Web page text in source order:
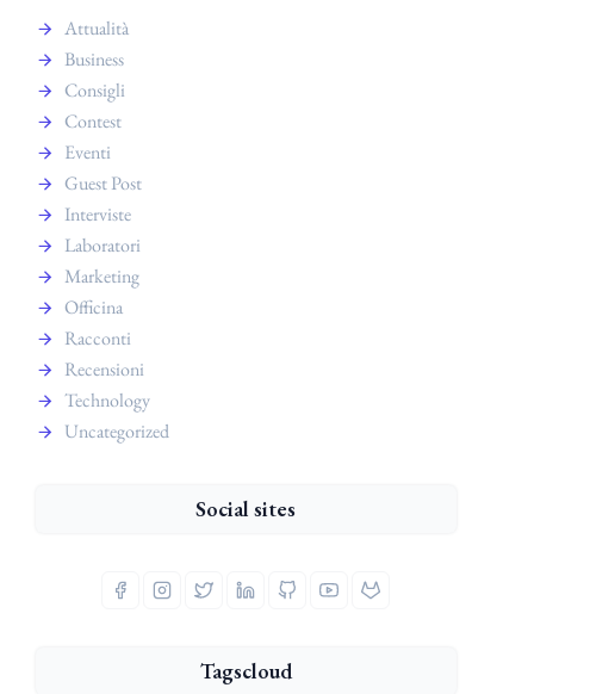
Attualità
Business
Consigli
Contest
Eventi
Guest Post
Interviste
Laboratori
Marketing
Officina
Racconti
Recensioni
Technology
Uncategorized
Social sites
Tagscloud